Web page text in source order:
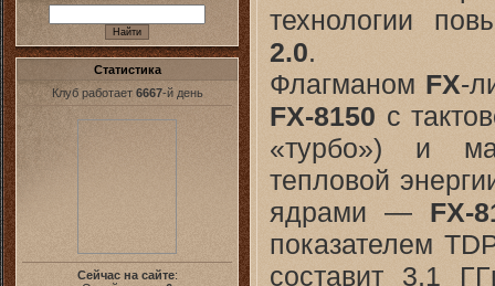
Статистика
Клуб работает 6667-й день
Сейчас на сайте:
технологии
2.0.
Флагманом FX-
FX-8150 с
«турбо») и
тепловой
ядрами — FX-
показателем
составит 3,1